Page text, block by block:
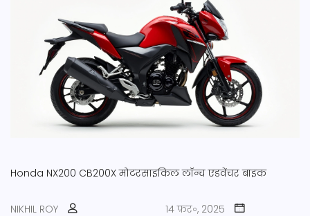
Honda NX200 CB200X मोटरसाइकिल लॉन्च एडवेंचर बाइक
NIKHIL ROY
14 फ़र॰, 2025